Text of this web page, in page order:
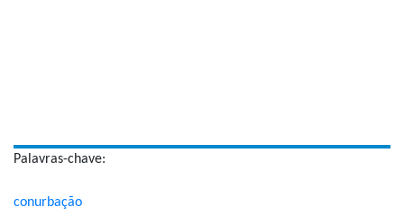
Palavras-chave:
conurbação